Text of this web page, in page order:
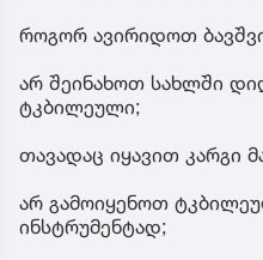
როგორ ავირიდოთ
არ შეინახოთ სახლში
ტკბილეული;
თავადაც იყავით კარგი
არ გამოიყენოთ
ინსტრუმენტად;